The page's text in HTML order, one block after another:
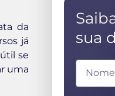
da
já
se
uma
sua